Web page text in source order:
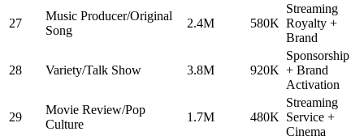
27
Music Producer/Original
Song
2.4M 580K
Streaming
Royalty +
Brand
28 Variety/Talk Show 3.8M 920K
Sponsorship
+ Brand
Activation
29
Movie Review/Pop
Culture
1.7M 480K
Streaming
Service +
Cinema